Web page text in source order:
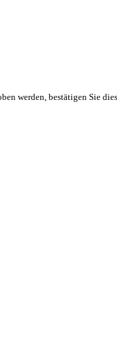
werden, bestätigen Sie